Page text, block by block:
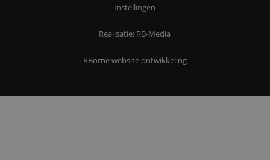
Instellingen
Realisatie: RB-Media
RBorne website ontwikkeling